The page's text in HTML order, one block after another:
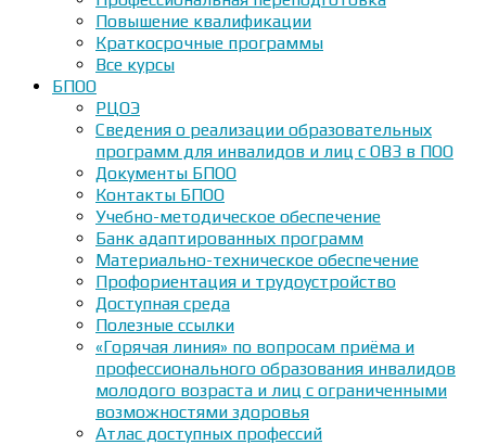
Повышение квалификации
Краткосрочные программы
Все курсы
БПОО
РЦОЭ
Сведения о реализации образовательных
программ для инвалидов и лиц с ОВЗ в ПОО
Документы БПОО
Контакты БПОО
Учебно-методическое обеспечение
Банк адаптированных программ
Материально-техническое обеспечение
Профориентация и трудоустройство
Доступная среда
Полезные ссылки
«Горячая линия» по вопросам приёма и
профессионального образования инвалидов
молодого возраста и лиц с ограниченными
возможностями здоровья
Атлас доступных профессий